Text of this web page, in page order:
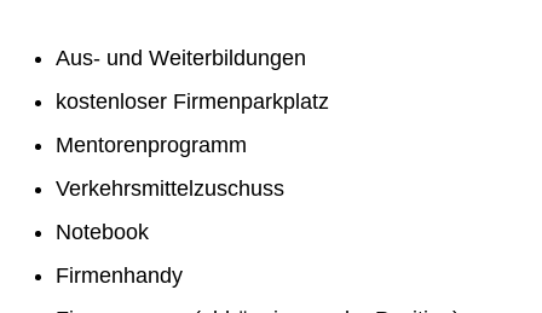
Aus- und Weiterbildungen
kostenloser Firmenparkplatz
Mentorenprogramm
Verkehrsmittelzuschuss
Notebook
Firmenhandy